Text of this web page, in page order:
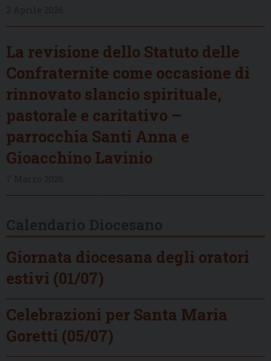
La revisione dello Statuto delle
Confraternite come occasione di
rinnovato slancio spirituale,
pastorale e caritativo –
parrocchia Santi Anna e
Gioacchino Lavinio
Giornata diocesana degli oratori
estivi (01/07)
Celebrazioni per Santa Maria
Goretti (05/07)